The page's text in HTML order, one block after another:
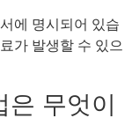
에 명시되어 있습
가 발생할 수 있으
무엇이